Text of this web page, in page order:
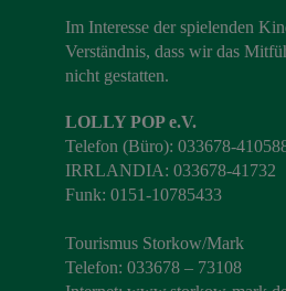
Im Interesse der spielenden
Verständnis, dass wir das
nicht gestatten.
LOLLY POP e.V.
Telefon (Büro): 033678-
IRRLANDIA: 033678-41732
Funk: 0151-10785433
Tourismus Storkow/Mark
Telefon: 033678 – 73108